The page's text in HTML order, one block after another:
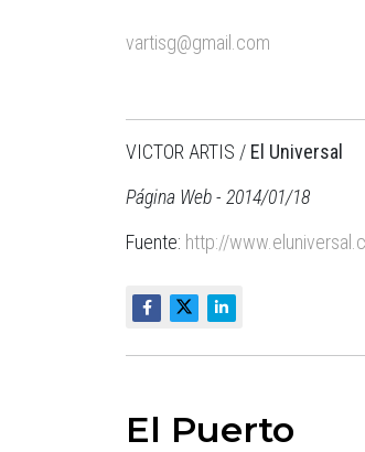
vartisg@gmail.com
VICTOR ARTIS / El Universal
Página Web - 2014/01/18
Fuente: http://
El Puerto